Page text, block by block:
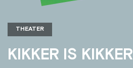
THEATER
KIKKER IS KIKKER